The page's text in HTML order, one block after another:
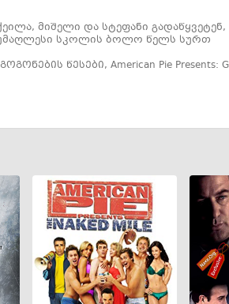
მიშელი და სტეფანი
სკოლის ბოლო წელს სურთ
წესები, American Pie Presents: